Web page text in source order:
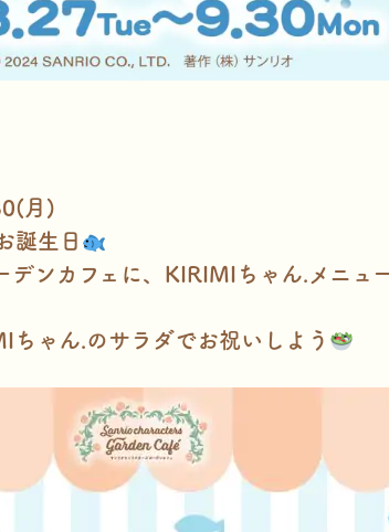
月)
誕生日
デンカフェに、KIRIMIちゃん.メニュ
ゃん.のサラダでお祝いしよう